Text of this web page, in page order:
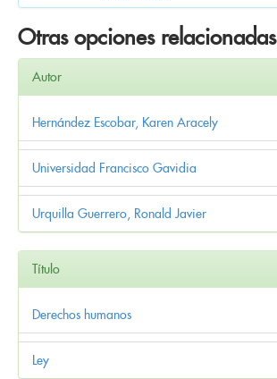
Otras opciones relacionadas
Autor
Hernández Escobar, Karen Aracely
Universidad Francisco Gavidia
Urquilla Guerrero, Ronald Javier
Título
Derechos humanos
Ley